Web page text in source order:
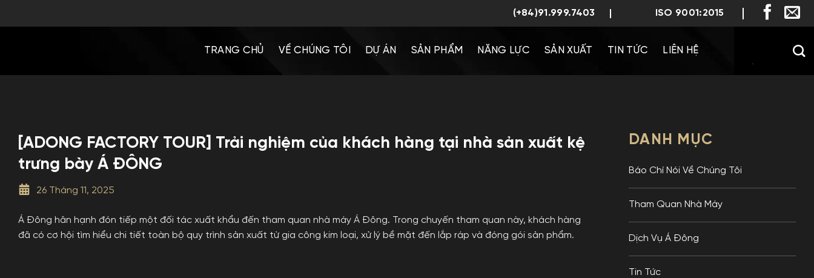
(+84)91.999.7403 ISO 9001:2015
TRANG CHỦ VỀ CHÚNG TÔI DỰ ÁN SẢN PHẨM NĂNG LỰC SẢN XUẤT TIN TỨC LIÊN HỆ
[ADONG FACTORY TOUR] Trải nghiệm của khách hàng tại nhà sản xuất kệ
trưng bày Á ĐÔNG
26 Tháng 11, 2025
Á Đông hân hạnh đón tiếp một đối tác xuất khẩu đến tham quan nhà máy Á Đông. Trong chuyến tham quan này, khách hàng
đã có cơ hội tìm hiểu chi tiết toàn bộ quy trình sản xuất từ gia công kim loại, xử lý bề mặt đến lắp ráp và đóng gói sản phẩm.
DANH MỤC
Báo Chí Nói Về Chúng Tôi
Tham Quan Nhà Máy
Dịch Vụ Á Đông
Tin Tức